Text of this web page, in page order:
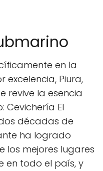
en la
Piura,
revive la esencia
El
décadas de
ha logrado
los mejores lugares
en todo el país, y